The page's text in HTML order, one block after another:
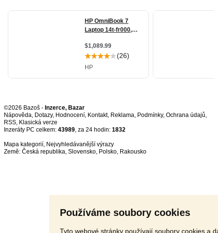
Používáme soubory cookies
Tyto webové stránky používají soubory cookies a
©2026 Bazoš - Inzerce, Bazar
Nápověda, Dotazy, Hodnocení, Kontakt, Reklama, Podmínky, Ochrana údajů,
RSS,
Inzeráty PC celkem: 43989, za 24 hodin: 1832
Mapa kategorií, Nejvyhledávanější výrazy
Země: Česká republika, Slovensko, Polsko, Rakousko